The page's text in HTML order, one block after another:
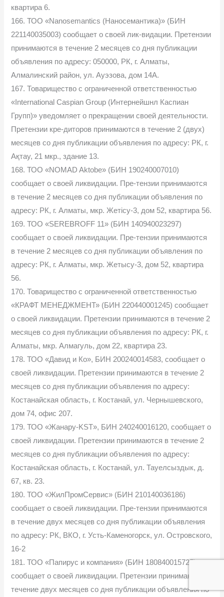
квартира 6.
166. ТОО «Nanosemantics (Наносемантика)» (БИН
221140035003) сообщает о своей лик-видации. Претензии
принимаются в течение 2 месяцев со дня публикации
объявления по адресу: 050000, РК, г. Алматы,
Алмалинский район, ул. Ауэзова, дом 14А.
167. Товарищество с ограниченной ответственностью
«International Caspian Group (Интернейшнл Каспиан
Групп)» уведомляет о прекращении своей деятельности.
Претензии кре-диторов принимаются в течение 2 (двух)
месяцев со дня публикации объявления по адресу: РК, г.
Ақтау, 21 мкр., здание 13.
168. ТОО «NOMAD Aktobe» (БИН 190240007010)
сообщает о своей ликвидации. Пре-тензии принимаются
в течение 2 месяцев со дня публикации объявления по
адресу: РК, г. Алматы, мкр. Жетісу-3, дом 52, квартира 56.
169. ТОО «SEREBROFF 11» (БИН 140940023297)
сообщает о своей ликвидации. Пре-тензии принимаются
в течение 2 месяцев со дня публикации объявления по
адресу: РК, г. Алматы, мкр. Жетысу-3, дом 52, квартира
56.
170. Товарищество с ограниченной ответственностью
«КРАФТ МЕНЕДЖМЕНТ» (БИН 220440001245) сообщает
о своей ликвидации. Претензии принимаются в течение 2
месяцев со дня публикации объявления по адресу: РК, г.
Алматы, мкр. Алмагуль, дом 22, квартира 23.
178. ТОО «Давид и Ко», БИН 200240014583, сообщает о
своей ликвидации. Претензии принимаются в течение 2
месяцев со дня публикации объявления по адресу:
Костанайская область, г. Костанай, ул. Чернышевского,
дом 74, офис 207.
179. ТОО «Жанару-KST», БИН 240240016120, сообщает о
своей ликвидации. Претензии принимаются в течение 2
месяцев со дня публикации объявления по адресу:
Костанайская область, г. Костанай, ул. Тауелсыздык, д.
67, кв. 23.
180. ТОО «ЖилПромСервис» (БИН 210140036186)
сообщает о своей ликвидации. Пре-тензии принимаются
в течение двух месяцев со дня публикации объявления
по адресу: РК, ВКО, г. Усть-Каменогорск, ул. Островского,
16-2
181. ТОО «Папирус и компания» (БИН 180840015725)
сообщает о своей ликвидации. Претензии принимаются в
течение двух месяцев со дня публикации объявления по